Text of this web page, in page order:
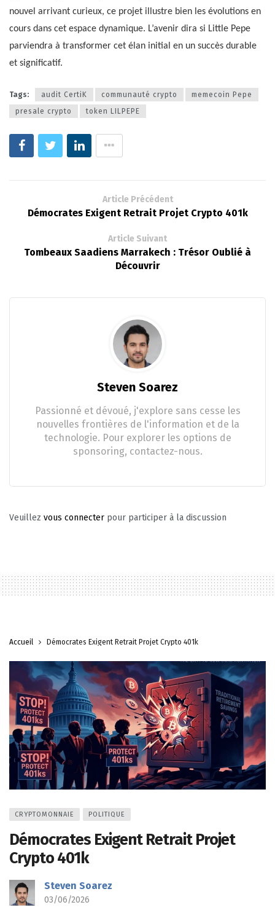
nouvel arrivant curieux, ce projet illustre bien les évolutions en
cours dans cet espace dynamique. L’avenir dira si Little Pepe
parviendra à transformer cet élan initial en un succès durable
et significatif.
Tags: audit CertiK communauté crypto
memecoin Pepe
presale crypto
token LILPEPE
Article Précédent
Démocrates Exigent Retrait Projet Crypto 401k
Article Suivant
Tombeaux Saadiens Marrakech : Trésor Oublié à
Découvrir
Steven Soarez
Passionné et dévoué, j'explore sans cesse les
nouvelles frontières de l'information et de la
technologie. Pour explorer les options de
sponsoring, contactez-nous.
Veuillez vous connecter pour participer à la discussion
Accueil Démocrates Exigent Retrait Projet Crypto 401k
CRYPTOMONNAIE POLITIQUE
Démocrates Exigent Retrait Projet
Crypto 401k
Steven Soarez
03/06/2026